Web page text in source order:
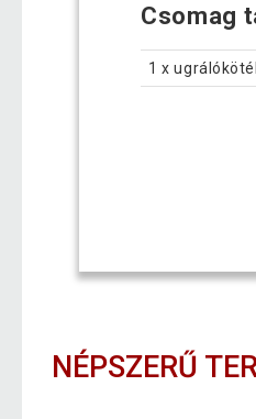
Csomag
1 x ugrálókötél
NÉPSZERŰ